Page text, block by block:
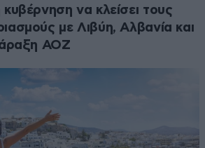
να κλείσει τους
με Λιβύη, Αλβανία και
ΑΟΖ